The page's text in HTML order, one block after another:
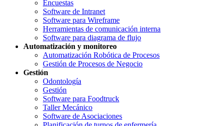
Encuestas
Software de Intranet
Software para Wireframe
Herramientas de comunicación interna
Software para diagrama de flujo
Automatización y monitoreo
Automatización Robótica de Procesos
Gestión de Procesos de Negocio
Gestión
Odontología
Gestión
Software para Foodtruck
Taller Mecánico
Software de Asociaciones